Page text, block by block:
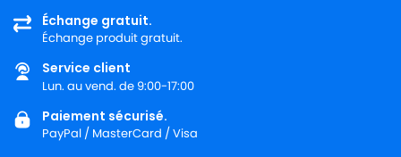
MIELE
MIELE ALLERVAC HEPA PLUS
MIELE
MIELE ALLERVAC S400
MIELE
MIELE ALLERVAC S600
MIELE
MIELE ALLERVAC S700
Échange gratuit.
Échange produit gratuit.
Service client
Lun. au vend. de 9:00-17:00
Paiement sécurisé.
PayPal / MasterCard / Visa